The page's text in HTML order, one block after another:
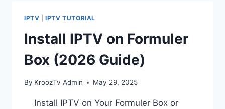
IPTV |IPTV TUTORIAL
Install IPTV on Formuler
Box (2026 Guide)
By KroozTv Admin May 29, 2025
Install IPTV on Your Formuler Box or